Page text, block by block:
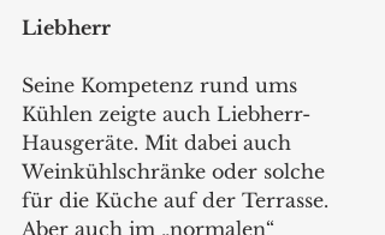
Liebherr
Seine Kompetenz rund ums
Kühlen zeigte auch Liebherr-
Hausgeräte. Mit dabei auch
Weinkühlschränke oder solche
für die Küche auf der Terrasse.
Aber auch im „normalen“